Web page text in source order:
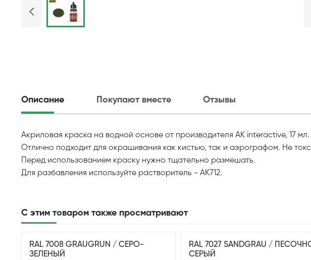
Описание Покупают вместе Отзывы
Акриловая краска на водной основе от производителя AK interactive, 17 мл.
Отлично подходит для окрашивания как кистью, так и аэрографом. Не
Перед использованием краску нужно тщательно размешать.
Для разбавления используйте растворитель - AK712.
С этим товаром также просматривают
RAL 7008 GRAUGRUN / СЕРО-
ЗЕЛЕНЫЙ
RAL 7027 SANDGRAU /
СЕРЫЙ